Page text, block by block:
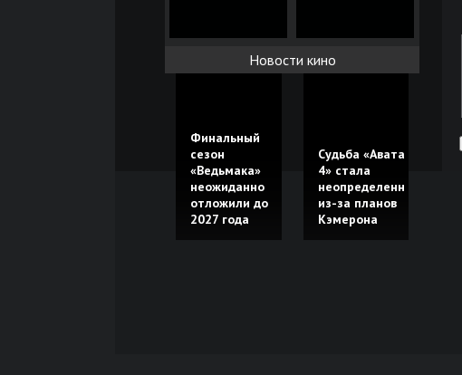
Новости кино
Финальный
сезон
«Ведьмака»
неожиданно
отложили до
2027 года
Судьба «Аватара
4» стала
неопределенной
из-за планов
Кэмерона